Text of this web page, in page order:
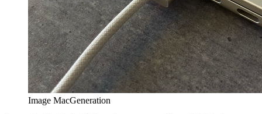
Image MacGeneration